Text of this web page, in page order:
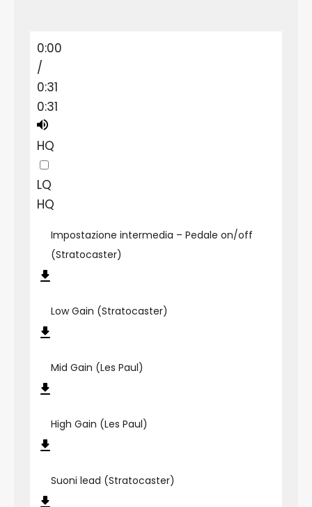
0:00
/
0:31
0:31
HQ
LQ
HQ
Impostazione intermedia – Pedale on/off
(Stratocaster)
Low Gain (Stratocaster)
Mid Gain (Les Paul)
High Gain (Les Paul)
Suoni lead (Stratocaster)